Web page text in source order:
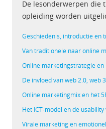
De lesonderwerpen die
opleiding worden
Geschiedenis, introductie en
Van traditionele naar online
Online marketingstrategie en
De invloed van web 2.0, web
Online marketingmix en het
Het ICT-model en de
Virale marketing en